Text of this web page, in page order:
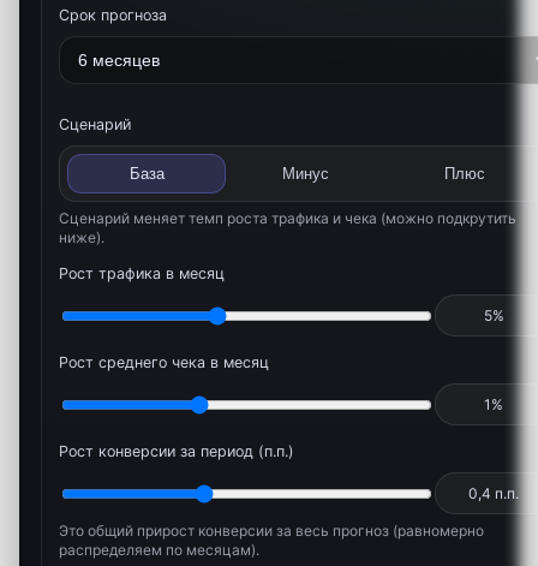
Срок прогноза
Сценарий
База Минус Плюс
Сценарий меняет темп роста трафика и чека (можно подкрутить
ниже).
Рост трафика в месяц
5%
Рост среднего чека в месяц
1 %
Рост конверсии за период (п.п.)
0,4 п.п.
Это общий прирост конверсии за весь прогноз (равномерно
распределяем по месяцам).